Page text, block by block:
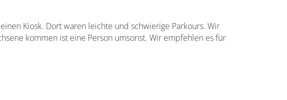
Kiosk. Dort waren leichte und schwierige Parkours. Wir
kommen ist eine Person umsonst. Wir empfehlen es für